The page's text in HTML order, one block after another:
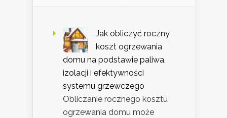
Jak obliczyć roczny
koszt ogrzewania
domu na podstawie paliwa,
izolacji i efektywności
systemu grzewczego
Obliczanie rocznego kosztu
ogrzewania domu może